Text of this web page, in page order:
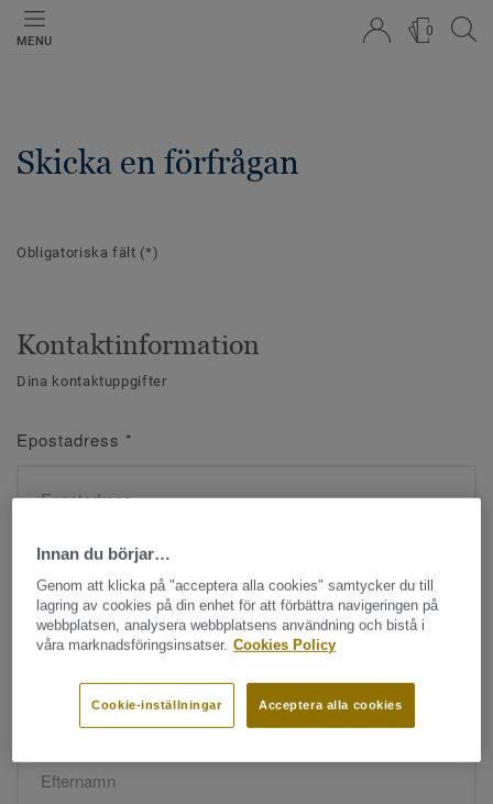
MENU
0
Skicka en förfrågan
Obligatoriska fält (*)
Kontaktinformation
Dina kontaktuppgifter
Epostadress *
Namn*
Efternamn*
Innan du börjar…
Genom att klicka på "acceptera alla cookies" samtycker du till
lagring av cookies på din enhet för att förbättra navigeringen på
webbplatsen, analysera webbplatsens användning och bistå i
våra marknadsföringsinsatser. Cookies Policy
Acceptera alla cookies
Cookie-inställningar